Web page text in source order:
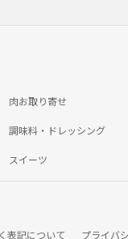
肉お取り寄せ
調味料・ドレッシング
スイーツ
表記について プライバ